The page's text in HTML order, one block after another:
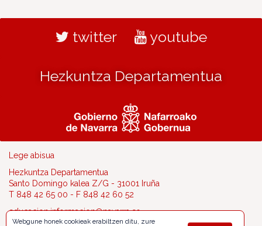
twitter youtube
Hezkuntza Departamentua
Lege abisua
Hezkuntza Departamentua
Santo Domingo kalea Z/G - 31001 Iruña
T 848 42 65 00 - F 848 42 60 52
educacion.informacion@navarra.es
Webgune honek cookieak erabiltzen ditu, zure